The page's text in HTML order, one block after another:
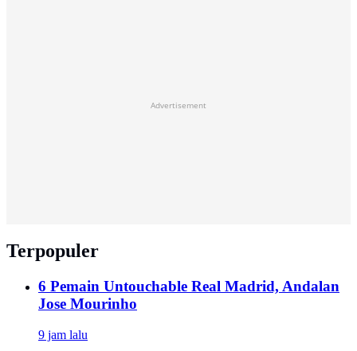
Advertisement
Terpopuler
6 Pemain Untouchable Real Madrid, Andalan
Jose Mourinho
9 jam lalu